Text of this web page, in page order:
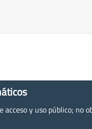
y uso público; no